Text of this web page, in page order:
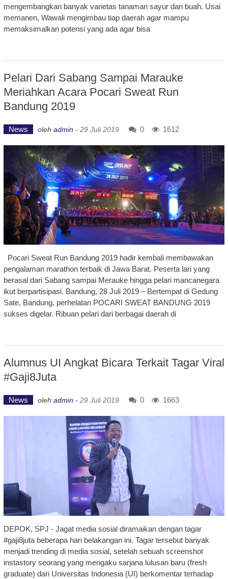
mengembangkan banyak varietas tanaman sayur dan buah. Usai
memanen, Wawali mengimbau tiap daerah agar mampu
memaksimalkan potensi yang ada agar bisa
Pelari Dari Sabang Sampai Marauke
Meriahkan Acara Pocari Sweat Run
Bandung 2019
News oleh admin - 29 Juli 2019 0 1612
Pocari Sweat Run Bandung 2019 hadir kembali membawakan
pengalaman marathon terbaik di Jawa Barat. Peserta lari yang
berasal dari Sabang sampai Merauke hingga pelari mancanegara
ikut berpartisipasi. Bandung, 28 Juli 2019 – Bertempat di Gedung
Sate, Bandung, perhelatan POCARI SWEAT BANDUNG 2019
sukses digelar. Ribuan pelari dari berbagai daerah di
Alumnus UI Angkat Bicara Terkait Tagar Viral
#Gaji8Juta
News oleh admin - 29 Juli 2019 0 1663
DEPOK, SPJ - Jagat media sosial diramaikan dengan tagar
#gaji8juta beberapa hari belakangan ini. Tagar tersebut banyak
menjadi trending di media sosial, setelah sebuah screenshot
instastory seorang yang mengaku sarjana lulusan baru (fresh
graduate) dari Universitas Indonesia (UI) berkomentar terhadap